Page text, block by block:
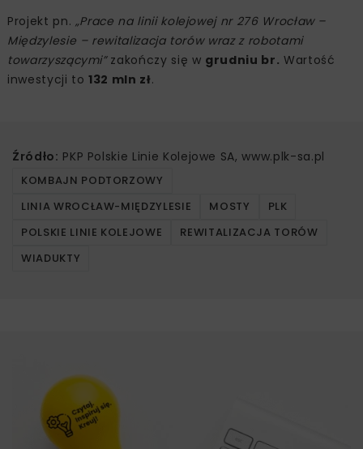
Projekt pn. „Prace na linii kolejowej nr 276 Wrocław –
Międzylesie – rewitalizacja torów wraz z robotami
towarzyszącymi”zakończy się w grudniu br. Wartość
inwestycji to132 mln zł.
Źródło: PKP Polskie Linie Kolejowe SA, www.plk-sa.pl
KOMBAJN PODTORZOWY
LINIA WROCŁAW-MIĘDZYLESIE
MOSTY
PLK
POLSKIE LINIE KOLEJOWE
REWITALIZACJA TORÓW
WIADUKTY